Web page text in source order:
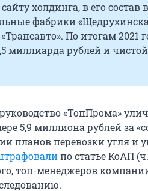
холдинга, в его состав
фабрики
По итогам 2021
миллиарда рублей и
«ТопПрома»
5,9 миллиона рублей за
планов перевозки угля и
по статье КоАП
топ-менеджеров